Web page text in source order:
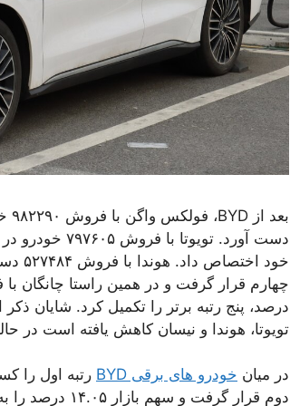
تویوتا، هوندا و نیسان کاهش یافته است در
در میان خودرو های برقی BYD